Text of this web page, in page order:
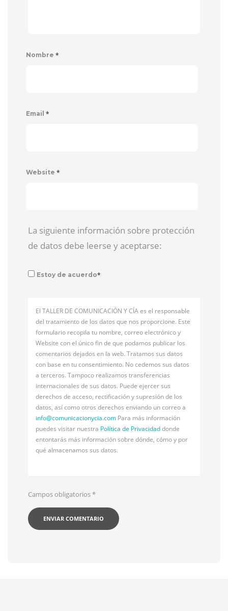
Nombre *
Email *
Website *
La siguiente información sobre protección
de datos debe leerse y aceptarse:
Estoy de acuerdo*
El TALLER DE COMUNICACIÓN Y CÍA es el responsable
del tratamiento de los datos que nos proporcione. Este
formulario recopila tu nombre, correo electrónico y
Website con el único fin de que podamos publicar los
comentarios dejados en la web. Tratamos sus datos
con base en tu consentimiento. No cedemos sus datos
a terceros. Tampoco realizamos transferencias
internacionales de sus datos. Puede ejercer sus
derechos de acceso, rectificación y supresión de los
datos, así como otros derechos enviando un correo a
info@comunicacionycia.com Para más información
puedes visitar nuestra Política de Privacidaddonde
entontarás más información sobre dónde, cómo y por
qué almacenamos sus datos.
Campos obligatorios*